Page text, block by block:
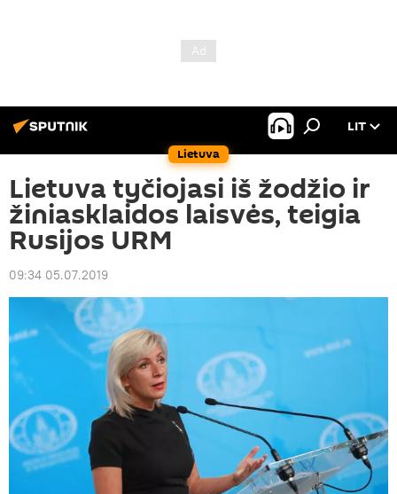
Lietuva
LIT
Lietuva tyčiojasi iš žodžio ir
žiniasklaidos laisvės, teigia
Rusijos URM
09:34 05.07.2019